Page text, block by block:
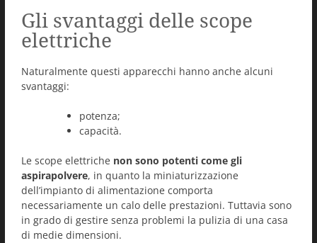
Gli svantaggi delle scope
elettriche
Naturalmente questi apparecchi hanno anche alcuni
svantaggi:
potenza;
capacità.
Le scope elettriche non sono potenti come gli
aspirapolvere, in quanto la miniaturizzazione
dell’impianto di alimentazione comporta
necessariamente un calo delle prestazioni. Tuttavia sono
in grado di gestire senza problemi la pulizia di una casa
di medie dimensioni.